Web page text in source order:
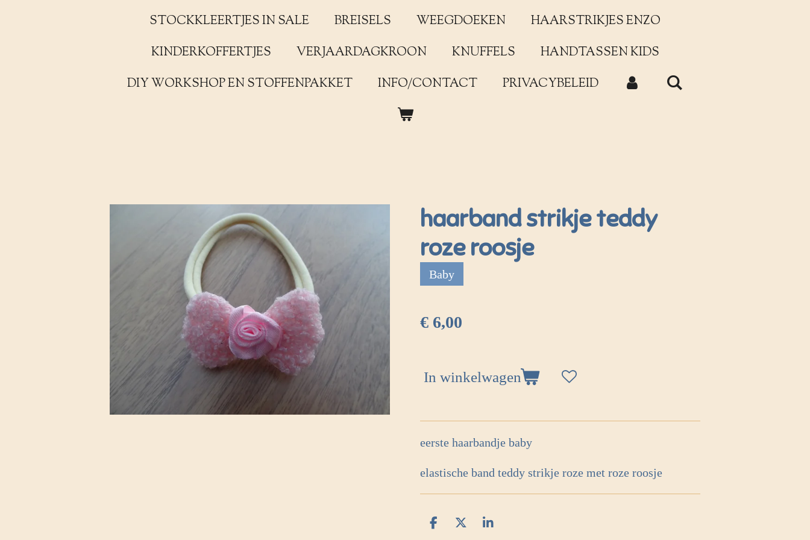
STOCKKLEERTJES IN SALE
BREISELS WEEGDOEKEN
HAARSTRIKJES ENZO
KINDERKOFFERTJES
VERJAARDAGKROON KNUFFELS
HANDTASSEN KIDS
DIY WORKSHOP EN STOFFENPAKKET
INFO/CONTACT PRIVACYBELEID
haarband strikje teddy
roze roosje
Baby
€ 6,00
In winkelwagen
eerste haarbandje baby
elastische band teddy strikje roze met roze roosje
D
D
S